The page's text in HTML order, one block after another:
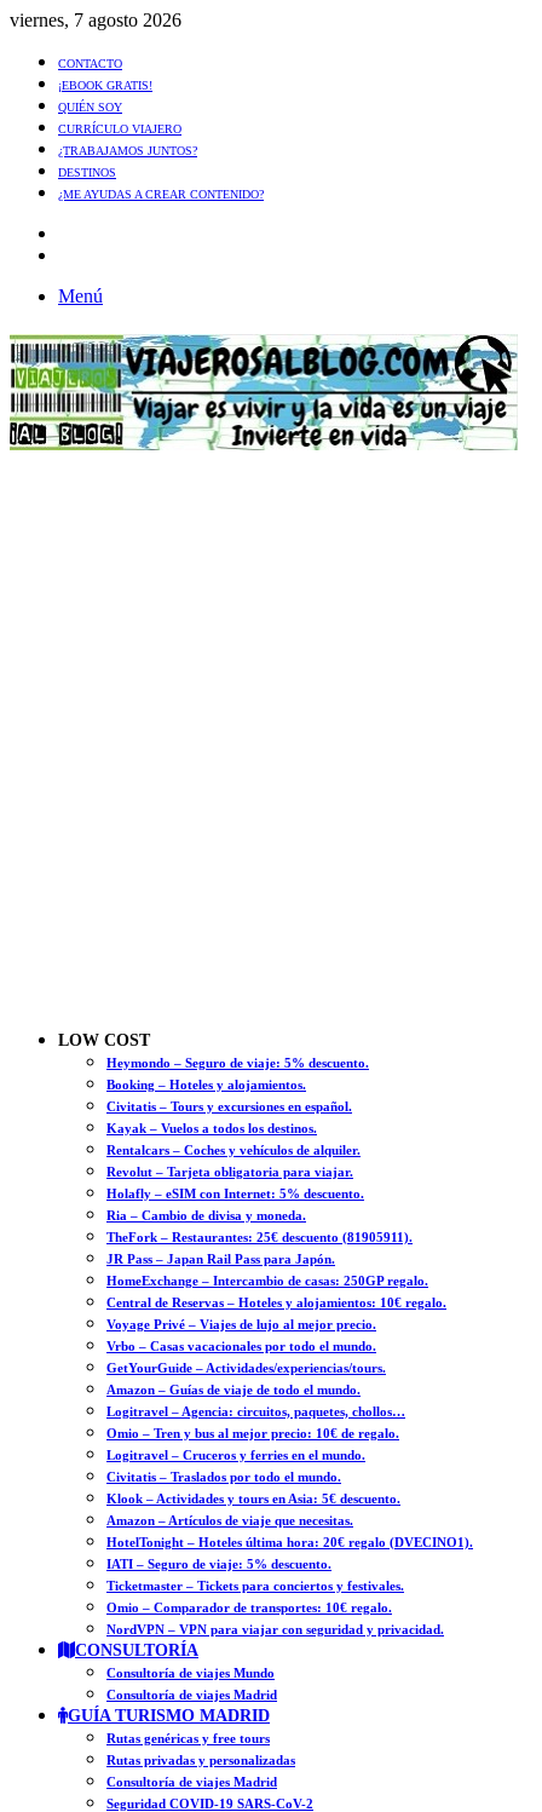
viernes, 7 agosto 2026
CONTACTO
¡EBOOK GRATIS!
QUIÉN SOY
CURRÍCULO VIAJERO
¿TRABAJAMOS JUNTOS?
DESTINOS
¿ME AYUDAS A CREAR CONTENIDO?
Menú
LOW COST
Heymondo – Seguro de viaje: 5% descuento.
Booking – Hoteles y alojamientos.
Civitatis – Tours y excursiones en español.
Kayak – Vuelos a todos los destinos.
Rentalcars – Coches y vehículos de alquiler.
Revolut – Tarjeta obligatoria para viajar.
Holafly – eSIM con Internet: 5% descuento.
Ria – Cambio de divisa y moneda.
TheFork – Restaurantes: 25€ descuento (81905911).
JR Pass – Japan Rail Pass para Japón.
HomeExchange – Intercambio de casas: 250GP regalo.
Central de Reservas – Hoteles y alojamientos: 10€ regalo.
Voyage Privé – Viajes de lujo al mejor precio.
Vrbo – Casas vacacionales por todo el mundo.
GetYourGuide – Actividades/experiencias/tours.
Amazon – Guías de viaje de todo el mundo.
Logitravel – Agencia: circuitos, paquetes, chollos…
Omio – Tren y bus al mejor precio: 10€ de regalo.
Logitravel – Cruceros y ferries en el mundo.
Civitatis – Traslados por todo el mundo.
Klook – Actividades y tours en Asia: 5€ descuento.
Amazon – Artículos de viaje que necesitas.
HotelTonight – Hoteles última hora: 20€ regalo (DVECINO1).
IATI – Seguro de viaje: 5% descuento.
Ticketmaster – Tickets para conciertos y festivales.
Omio – Comparador de transportes: 10€ regalo.
NordVPN – VPN para viajar con seguridad y privacidad.
CONSULTORÍA
Consultoría de viajes Mundo
Consultoría de viajes Madrid
GUÍA TURISMO MADRID
Rutas genéricas y free tours
Rutas privadas y personalizadas
Consultoría de viajes Madrid
Seguridad COVID-19 SARS-CoV-2